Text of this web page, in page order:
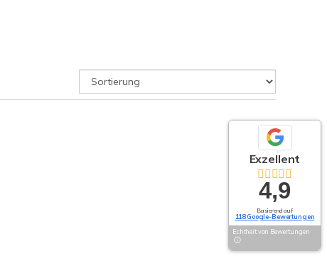
Exzellent
4,9
Basierend auf
118 Google-Bewertungen
Echtheit von Bewertungen